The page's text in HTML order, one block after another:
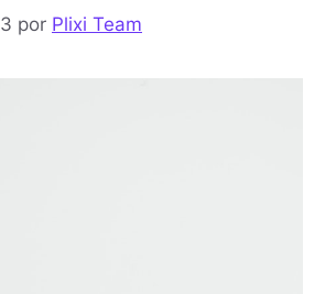
por Plixi Team